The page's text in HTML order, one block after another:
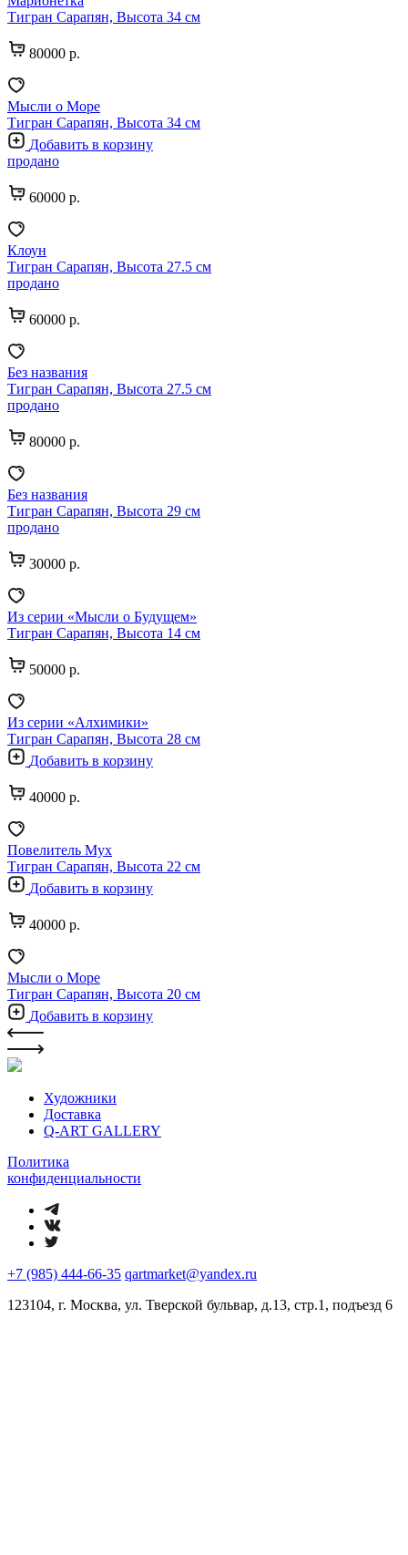
Тигран Сарапян, Высота 34 см
80000 р.
Мысли о Море
Тигран Сарапян, Высота 34 см
Добавить в корзину
продано
60000 р.
Клоун
Тигран Сарапян, Высота 27.5 см
продано
60000 р.
Без названия
Тигран Сарапян, Высота 27.5 см
продано
80000 р.
Без названия
Тигран Сарапян, Высота 29 см
продано
30000 р.
Из серии «Мысли о Будущем»
Тигран Сарапян, Высота 14 см
50000 р.
Из серии «Алхимики»
Тигран Сарапян, Высота 28 см
Добавить в корзину
40000 р.
Повелитель Мух
Тигран Сарапян, Высота 22 см
Добавить в корзину
40000 р.
Мысли о Море
Тигран Сарапян, Высота 20 см
Добавить в корзину
Художники
Доставка
Q-ART GALLERY
Политика
конфиденциальности
+7 (985) 444-66-35 qartmarket@yandex.ru
123104, г. Москва, ул. Тверской бульвар, д.13, стр.1, подъезд 6